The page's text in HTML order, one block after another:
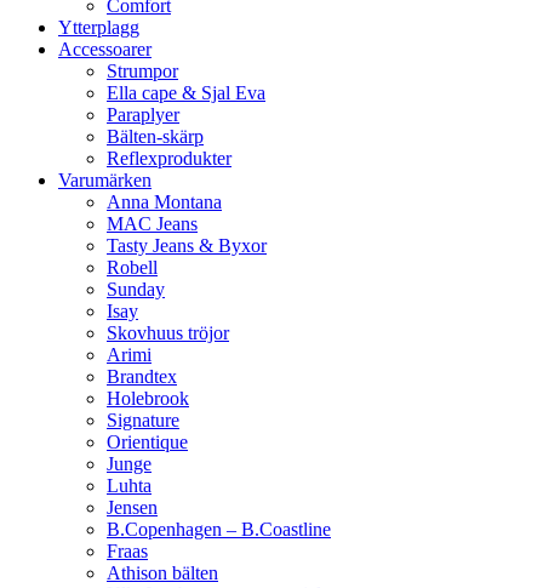
Comfort
Ytterplagg
Accessoarer
Strumpor
Ella cape & Sjal Eva
Paraplyer
Bälten-skärp
Reflexprodukter
Varumärken
Anna Montana
MAC Jeans
Tasty Jeans & Byxor
Robell
Sunday
Isay
Skovhuus tröjor
Arimi
Brandtex
Holebrook
Signature
Orientique
Junge
Luhta
Jensen
B.Copenhagen – B.Coastline
Fraas
Athison bälten